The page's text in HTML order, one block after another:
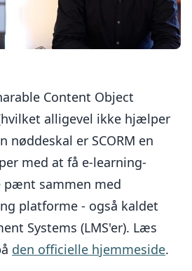
Content Object
alligevel ikke hjælper
nøddeskal er SCORM en
med at få e-learning-
sammen med
platforme - også kaldet
Systems (LMS'er). Læs
den officielle hjemmeside.